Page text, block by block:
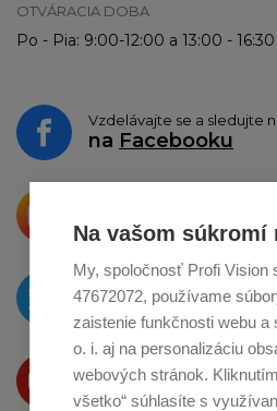
Na vašom súkromí
My, spoločnosť Profi Vision
47672072, používame
zaistenie funkčnosti webu
o. i. aj na personalizáciu
webových stránok.
všetko“ súhlasíte s
OTVÁRACIA DOBA
Po - Pia: 9:00-12:00 a 13:00 - 16:30
Vzdelávajte se a sledujte
na Facebooku
o zdieľanie na
O novinkách píšeme
naTwitteri
Produkty Vám
na Youtube